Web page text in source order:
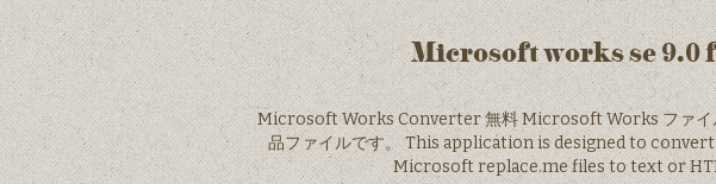
Microsoft works se 9.0
Microsoft Works Converter 無料 Microsoft Works ファイ
品ファイルです。 This application is designed to
Microsoft replace.me files to text or